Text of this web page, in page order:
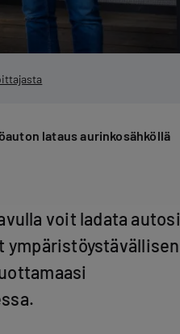
lataus aurinkosähköllä
voit ladata autosi
ympäristöystävällisen